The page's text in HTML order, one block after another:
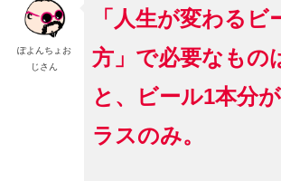
ぽよんちょお
じさん
「人生が変わるビ
方」 で必要なもの
と、ビール1本分
ラスのみ。